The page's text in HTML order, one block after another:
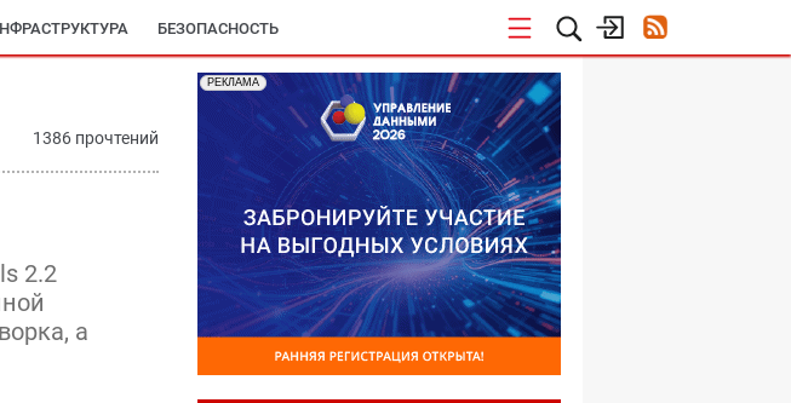
БЕЗОПАСНОСТЬ
1386 прочтений
2.2
а
РЕКЛАМА